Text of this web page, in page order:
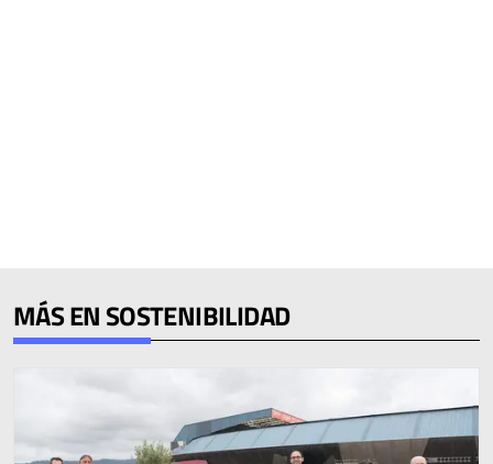
MÁS EN SOSTENIBILIDAD